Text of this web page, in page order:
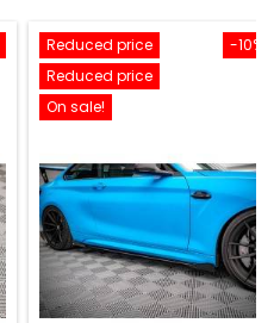
-10%
Reduced price
Reduced price
On sale!